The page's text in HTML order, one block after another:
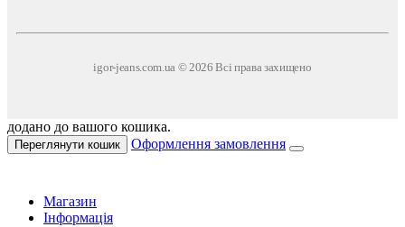
igor-jeans.com.ua © 2026 Всі права захищено
додано до вашого кошика.
Переглянути кошик Оформлення замовлення
Магазин
Інформація